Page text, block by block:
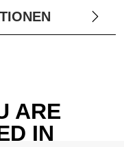
ARE
IN